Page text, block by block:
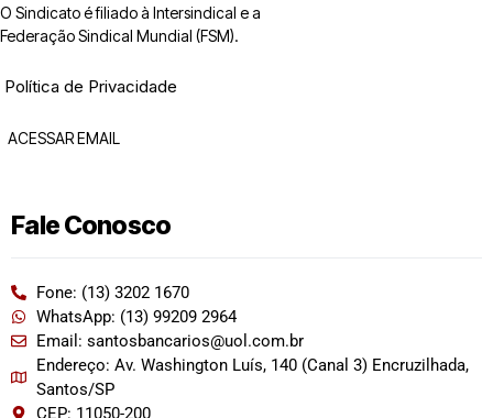
O Sindicato é filiado à Intersindical e a
Federação Sindical Mundial (FSM).
Política de Privacidade
ACESSAR EMAIL
Fale Conosco
Fone: (13) 3202 1670
WhatsApp: (13) 99209 2964
Email: santosbancarios@uol.com.br
Endereço: Av. Washington Luís, 140 (Canal 3) Encruzilhada,
Santos/SP
CEP: 11050-200